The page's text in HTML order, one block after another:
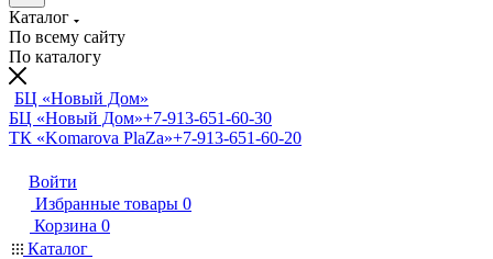
Каталог
По всему сайту
По каталогу
БЦ «Новый Дом»
БЦ «Новый Дом»+7-913-651-60-30
ТК «Komarova PlaZa»+7-913-651-60-20
Войти
Избранные товары 0
Корзина 0
Каталог